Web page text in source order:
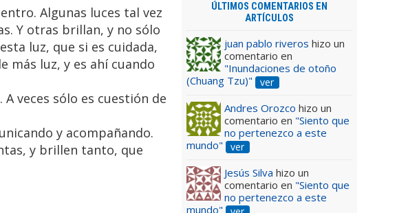
Algunas luces tal vez
Y otras brillan, y no sólo
luz, que si es cuidada,
más luz, y es ahí cuando
veces sólo es cuestión de
y acompañando.
y brillen tanto, que
ÚLTIMOS COMENTARIOS EN
ARTÍCULOS
juan pablo riveros hizo un
comentario en
"Inundaciones de otoño
(Chuang Tzu)"
ver
Andres Orozco hizo un
comentario en "Siento que
no pertenezco a este
mundo"
ver
Jesús Silva hizo un
comentario en "Siento que
no pertenezco a este
mundo"